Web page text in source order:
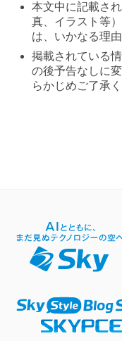
本文中に記載さ
真、イラスト等
は、いかなる理
掲載されている
の後予告なしに
らかじめご了承く